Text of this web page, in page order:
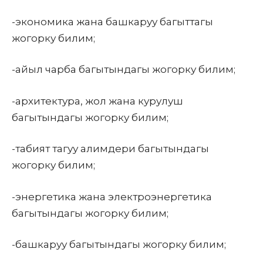
-экономика жана башкаруу багыттагы
жогорку билим;
-айыл чарба багытындагы жогорку билим;
-архитектура, жол жана курулуш
багытындагы жогорку билим;
-табият тагуу алимдери багытындагы
жогорку билим;
-энергетика жана электроэнергетика
багытындагы жогорку билим;
-башкаруу багытындагы жогорку билим;